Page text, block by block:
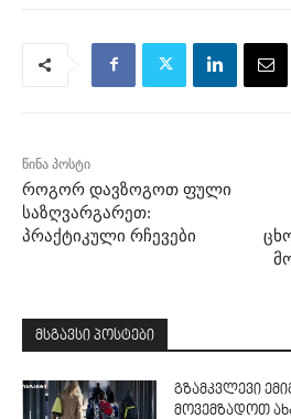
წინა პოსტი
როგორ დავზოგოთ ფული
საზღვარგარეთ:
პრაქტიკული რჩევები
მსგავსი პოსტები
გზამკვლევი
მოვემზადოთ